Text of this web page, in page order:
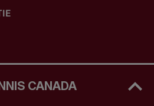
CANADA